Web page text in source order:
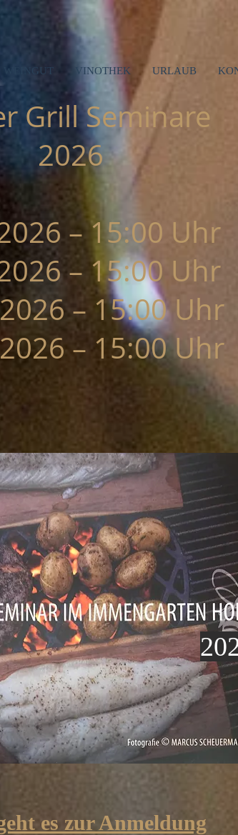
WEINGUT VINOTHEK URLAUB
Grill Seminare
2026
– 15:00 Uhr
– 15:00 Uhr
– 15:00 Uhr
– 15:00 Uhr
es zur Anmeldung